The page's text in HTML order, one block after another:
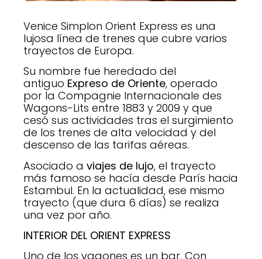
Venice Simplon Orient Express es una
lujosa línea de trenes que cubre varios
trayectos de Europa.
Su nombre fue heredado del
antiguo Expreso de Oriente, operado
por la Compagnie Internacionale des
Wagons-Lits entre 1883 y 2009 y que
cesó sus actividades tras el surgimiento
de los trenes de alta velocidad y del
descenso de las tarifas aéreas.
Asociado a viajes de lujo, el trayecto
más famoso se hacía desde París hacia
Estambul. En la actualidad, ese mismo
trayecto (que dura 6 días) se realiza
una vez por año.
INTERIOR DEL ORIENT EXPRESS
Uno de los vagones es un bar. Con